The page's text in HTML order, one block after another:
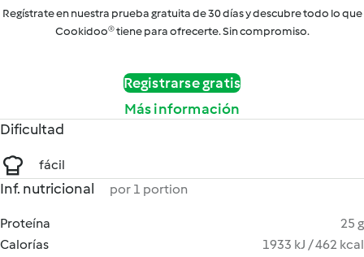
Regístrate en nuestra prueba gratuita de 30 días y descubre todo lo que
Cookidoo® tiene para ofrecerte. Sin compromiso.
Registrarse gratis
Más información
Dificultad
fácil
Inf. nutricional por 1 portion
Proteína
25 g
Calorías
1933 kJ / 462 kcal